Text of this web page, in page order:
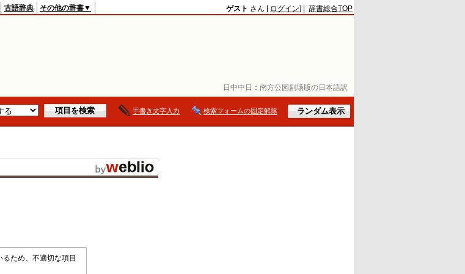
日中中日： 南方公园剧场版の日本語訳
古語辞典 その他の辞書▼ ゲスト さん [ ログイン] | 辞書総合TOP
手書き文字入力 検索フォームの固定解除
ため、不適切な項目